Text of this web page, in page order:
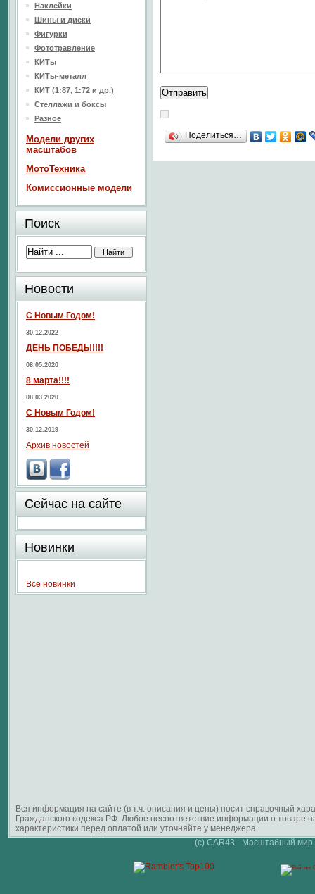
Поделиться…
Наклейки
Шины и диски
Фигурки
Фототравление
КИТы
КИТы-металл
КИТ (1:87, 1:72 и др.)
Стеллажи и боксы
Разное
Модели других
масштабов
МотоТехника
Комиссионные модели
Поиск
Новости
С Новым Годом!
30.12.2022
ДЕНЬ ПОБЕДЫ!!!!
08.05.2020
8 марта!!!!
08.03.2020
С Новым Годом!
30.12.2019
Архив новостей
Сейчас на сайте
Новинки
Все новинки
Вся информация на сайте (в т.ч. описания и цены) носит справочный
Гражданского кодекса РФ. Любое несоответствие информации о
характеристики перед оплатой или уточняйте у менеджера.
(c) CAR43 - Масштабный мир